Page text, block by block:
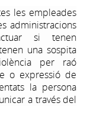
les empleades
administracions
si tenen
una sospita
per raó
o expressió de
la persona
a través del